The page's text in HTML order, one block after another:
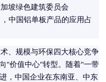
坡绿色建筑委员会
，中国铝单板产品的应用占
、规模与环保四大核心竞争
"价值中心"转型。随着"一带
，中国企业在东南亚、中东